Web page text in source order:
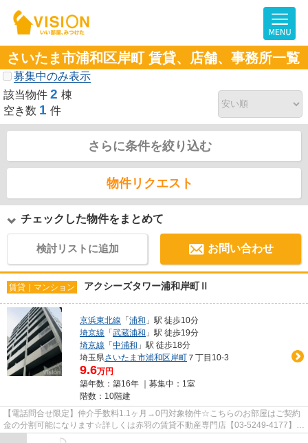
さいたま市浦和区岸町 賃貸、店舗、事務所一覧
募集中のみ表示
該当物件 2 棟
空き数 1 件
さらに条件を絞り込む
物件リクエスト
チェックした物件をまとめて
検討リストに追加 お問い合わせ
賃貸｜マンション アクシーズタワー浦和岸町Ⅱ
京浜東北線 「浦和 」駅 徒歩10分
埼京線 「武蔵浦和 」駅 徒歩19分
埼京線 「中浦和 」駅 徒歩18分
埼玉県さいたま市浦和区岸町 ７丁目10-3
9.6万円
築年数：築16年 ｜募集中： 1室
階数：10階建
【電話問合せ限定】仲介手数料1.1ヶ月→0円対象物件☆こちらのお部屋はご契約
金の分割可能になります☆詳しくは赤羽の賃貸不動産専門店【03-5249-4177】
VISION赤羽店までご連絡下さい！！